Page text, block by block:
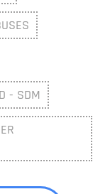
- SDM